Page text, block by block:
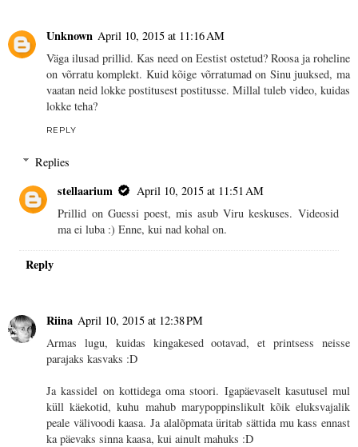
Unknown April 10, 2015 at 11:16 AM
Väga ilusad prillid. Kas need on Eestist ostetud? Roosa ja roheline
on võrratu komplekt. Kuid kõige võrratumad on Sinu juuksed, ma
vaatan neid lokke postitusest postitusse. Millal tuleb video, kuidas
lokke teha?
REPLY
Replies
stellaarium
April 10, 2015 at 11:51 AM
Prillid on Guessi poest, mis asub Viru keskuses. Videosid
ma ei luba :) Enne, kui nad kohal on.
Reply
Riina April 10, 2015 at 12:38 PM
Armas lugu, kuidas kingakesed ootavad, et printsess neisse
parajaks kasvaks :D
Ja kassidel on kottidega oma stoori. Igapäevaselt kasutusel mul
küll käekotid, kuhu mahub marypoppinslikult kõik eluksvajalik
peale välivoodi kaasa. Ja alalõpmata üritab sättida mu kass ennast
ka päevaks sinna kaasa, kui ainult mahuks :D